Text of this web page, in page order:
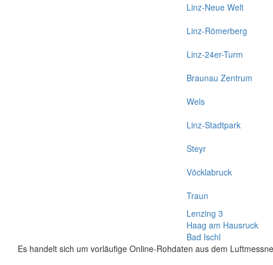
Linz-Neue Welt
Linz-Römerberg
Linz-24er-Turm
Braunau Zentrum
Wels
Linz-Stadtpark
Steyr
Vöcklabruck
Traun
Lenzing 3
Haag am Hausruck
Bad Ischl
Es handelt sich um vorläufige Online-Rohdaten aus dem